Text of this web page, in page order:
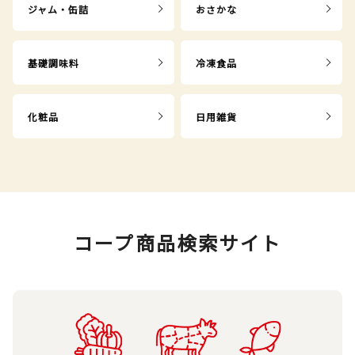
ジャム・缶詰 おさかな
基礎調味料 冷凍食品
化粧品 日用雑貨
コープ商品検索サイト